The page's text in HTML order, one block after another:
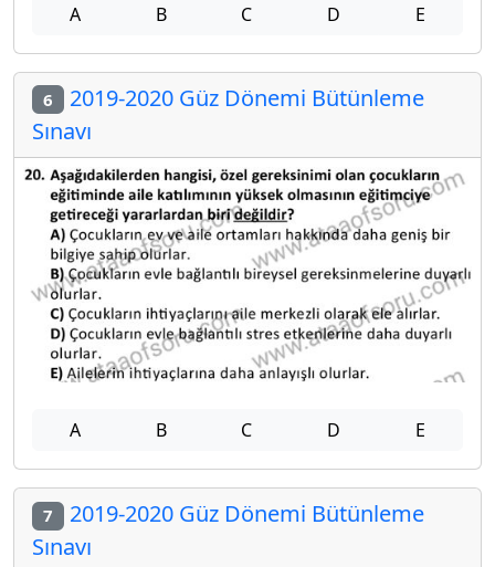
A B C D E
6 2019-2020 Güz Dönemi Bütünleme
Sınavı
A B C D E
7 2019-2020 Güz Dönemi Bütünleme
Sınavı